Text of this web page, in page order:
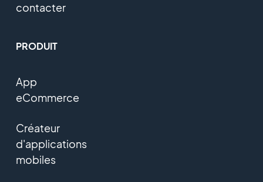
contacter
PRODUIT
App
eCommerce
Créateur
d'applications
mobiles